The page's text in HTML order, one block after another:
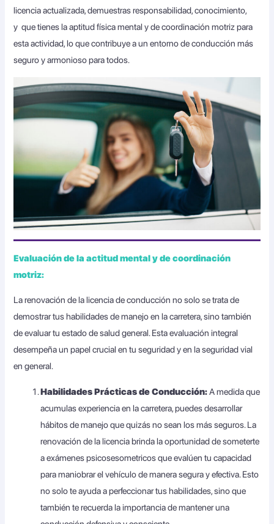
licencia actualizada, demuestras responsabilidad, conocimiento,
y que tienes la aptitud física mental y de coordinación motriz para
esta actividad, lo que contribuye a un entorno de conducción más
seguro y armonioso para todos.
Evaluación de la actitud mental y de coordinación
motriz:
La renovación de la licencia de conducción no solo se trata de
demostrar tus habilidades de manejo en la carretera, sino también
de evaluar tu estado de salud general. Esta evaluación integral
desempeña un papel crucial en tu seguridad y en la seguridad vial
en general.
Habilidades Prácticas de Conducción:A medida que
acumulas experiencia en la carretera, puedes desarrollar
hábitos de manejo que quizás no sean los más seguros. La
renovación de la licencia brinda la oportunidad de someterte
a exámenes psicosesometricos que evalúen tu capacidad
para maniobrar el vehículo de manera segura y efectiva. Esto
no solo te ayuda a perfeccionar tus habilidades, sino que
también te recuerda la importancia de mantener una